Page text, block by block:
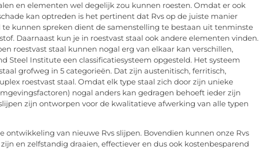
en elementen wel degelijk zou kunnen roesten. Omdat er ook
kan optreden is het pertinent dat Rvs op de juiste manier
kunnen spreken dient de samenstelling te bestaan uit tenminste
Daarnaast kun je in roestvast staal ook andere elementen vinden.
roestvast staal kunnen nogal erg van elkaar kan verschillen,
Steel Institute een classificatiesysteem opgesteld. Het systeem
grofweg in 5 categorieën. Dat zijn austenitisch, ferritisch,
roestvast staal. Omdat elk type staal zich door zijn unieke
nogal anders kan gedragen behoeft ieder zijn
zijn ontworpen voor de kwalitatieve afwerking van alle typen
ontwikkeling van nieuwe Rvs slijpen. Bovendien kunnen onze Rvs
en zelfstandig draaien, effectiever en dus ook kostenbesparend